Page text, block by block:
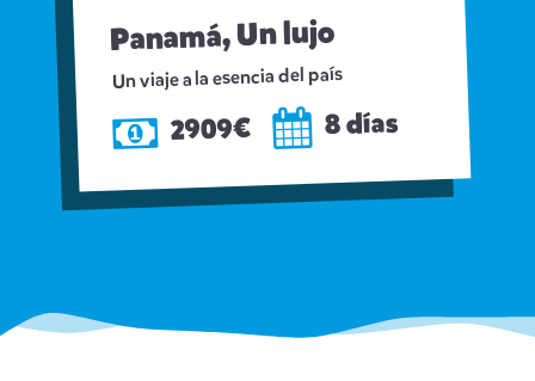
Panamá, Un lujo
Un viaje a la esencia del país
2909€ 8 días